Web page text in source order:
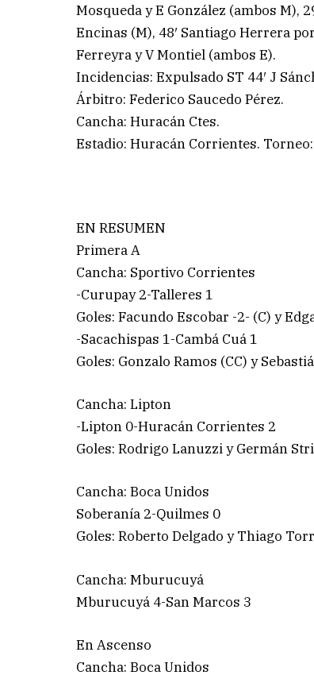
Mosqueda y E González (ambos M),
Encinas (M), 48′ Santiago Herrera
Ferreyra y V Montiel (ambos E).
Incidencias: Expulsado ST 44′ J
Árbitro: Federico Saucedo Pérez.
Cancha: Huracán Ctes.
Estadio: Huracán Corrientes.
EN RESUMEN
Primera A
Cancha: Sportivo Corrientes
-Curupay 2-Talleres 1
Goles: Facundo Escobar -2- (C) y
-Sacachispas 1-Cambá Cuá 1
Goles: Gonzalo Ramos (CC) y
Cancha: Lipton
-Lipton 0-Huracán Corrientes 2
Goles: Rodrigo Lanuzzi y Germán
Cancha: Boca Unidos
Soberanía 2-Quilmes 0
Goles: Roberto Delgado y Thiago
Cancha: Mburucuyá
Mburucuyá 4-San Marcos 3
En Ascenso
Cancha: Boca Unidos